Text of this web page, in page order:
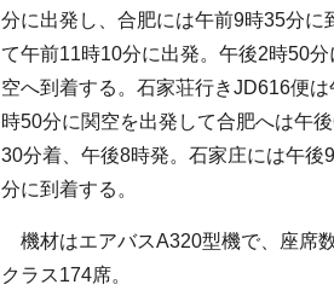
分に出発し、合肥には午前9時35分に
て午前11時10分に出発。午後2時50分
空へ到着する。石家荘行きJD616便は
時50分に関空を出発して合肥へは午
30分着、午後8時発。石家庄には午後
分に到着する。
機材はエアバスA320型機で、座席
クラス174席。